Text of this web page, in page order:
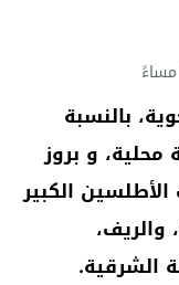
بالنسبة
و بروز
الكبير
الشرقية.